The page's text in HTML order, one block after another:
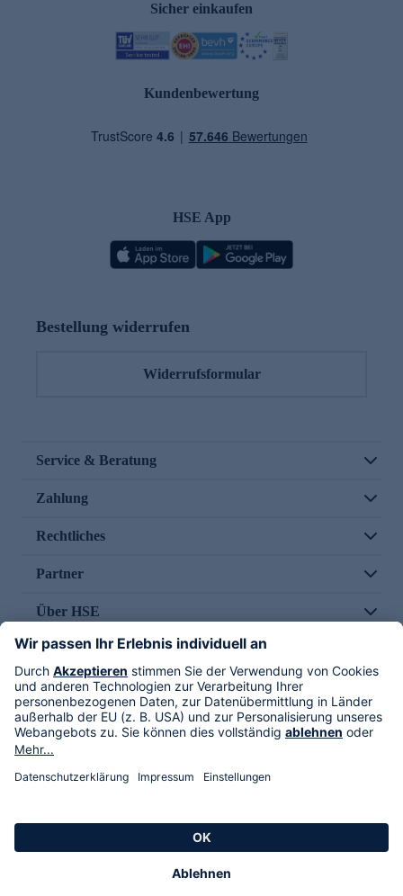
Sicher einkaufen
Kundenbewertung
HSE App
Bestellung widerrufen
Widerrufsformular
Service & Beratung
Zahlung
Rechtliches
Partner
Über HSE
Im TV
HSE International